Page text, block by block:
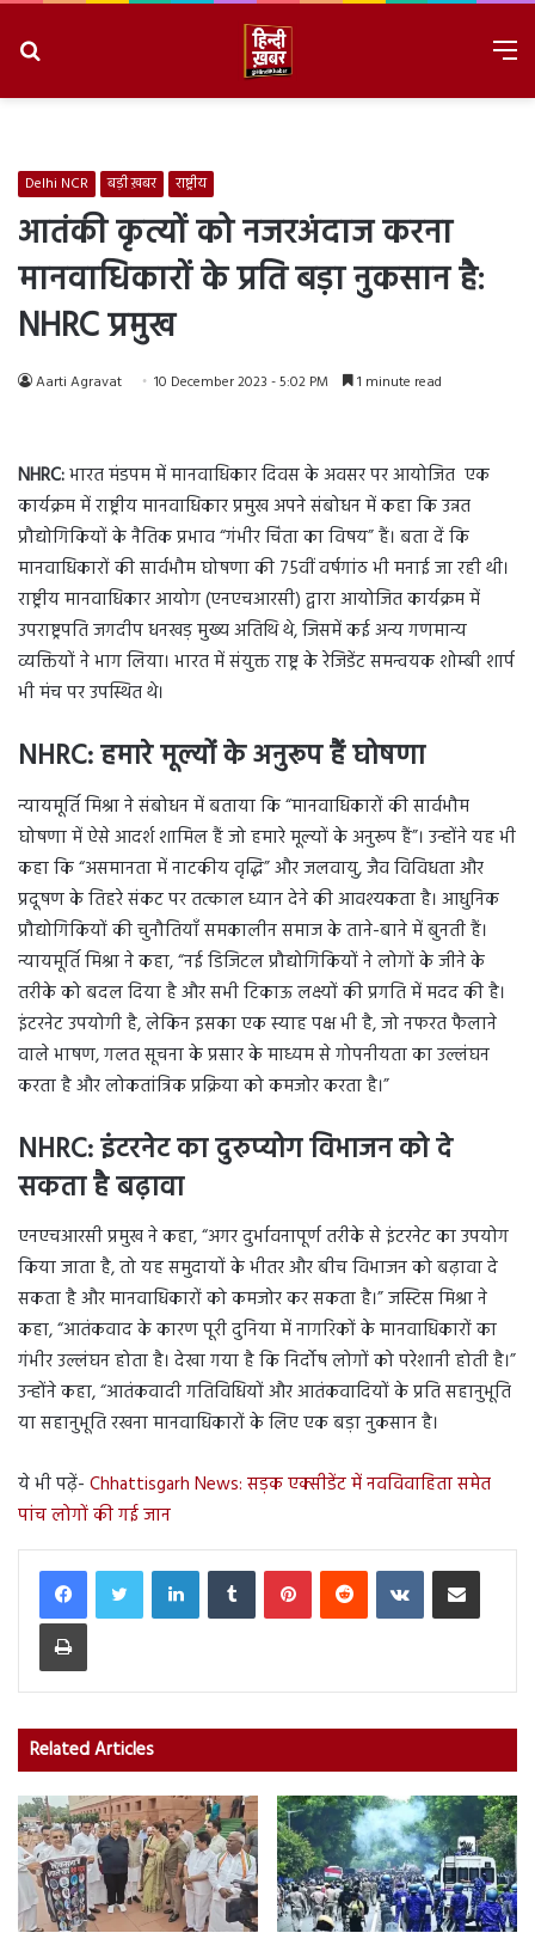
Delhi NCR बड़ी ख़बर राष्ट्रीय
आतंकी कृत्यों को नजरअंदाज करना
मानवाधिकारों के प्रति बड़ा नुकसान है:
NHRC प्रमुख
Aarti Agravat 10 December 2023 - 5:02 PM 1 minute read
NHRC:भारत मंडपम में मानवाधिकार दिवस के अवसर पर आयोजित एक
कार्यक्रम में राष्ट्रीय मानवाधिकार प्रमुख अपने संबोधन में कहा कि उन्नत
प्रौद्योगिकियों के नैतिक प्रभाव “गंभीर चिंता का विषय” हैं। बता दें कि
मानवाधिकारों की सार्वभौम घोषणा की 75वीं वर्षगांठ भी मनाई जा रही थी।
राष्ट्रीय मानवाधिकार आयोग (एनएचआरसी) द्वारा आयोजित कार्यक्रम में
उपराष्ट्रपति जगदीप धनखड़ मुख्य अतिथि थे, जिसमें कई अन्य गणमान्य
व्यक्तियों ने भाग लिया। भारत में संयुक्त राष्ट्र के रेजिडेंट समन्वयक शोम्बी शार्प
भी मंच पर उपस्थित थे।
NHRC:हमारे मूल्यों के अनुरूप हैं घोषणा
न्यायमूर्ति मिश्रा ने संबोधन में बताया कि “मानवाधिकारों की सार्वभौम
घोषणा में ऐसे आदर्श शामिल हैं जो हमारे मूल्यों के अनुरूप हैं”। उन्होंने यह भी
कहा कि “असमानता में नाटकीय वृद्धि” और जलवायु, जैव विविधता और
प्रदूषण के तिहरे संकट पर तत्काल ध्यान देने की आवश्यकता है। आधुनिक
प्रौद्योगिकियों की चुनौतियाँ समकालीन समाज के ताने-बाने में बुनती हैं।
न्यायमूर्ति मिश्रा ने कहा, “नई डिजिटल प्रौद्योगिकियों ने लोगों के जीने के
तरीके को बदल दिया है और सभी टिकाऊ लक्ष्यों की प्रगति में मदद की है।
इंटरनेट उपयोगी है, लेकिन इसका एक स्याह पक्ष भी है, जो नफरत फैलाने
वाले भाषण, गलत सूचना के प्रसार के माध्यम से गोपनीयता का उल्लंघन
करता है और लोकतांत्रिक प्रक्रिया को कमजोर करता है।”
NHRC:इंटरनेट का दुरुप्योग विभाजन को दे
सकता है बढ़ावा
एनएचआरसी प्रमुख ने कहा, “अगर दुर्भावनापूर्ण तरीके से इंटरनेट का उपयोग
किया जाता है, तो यह समुदायों के भीतर और बीच विभाजन को बढ़ावा दे
सकता है और मानवाधिकारों को कमजोर कर सकता है।” जस्टिस मिश्रा ने
कहा, “आतंकवाद के कारण पूरी दुनिया में नागरिकों के मानवाधिकारों का
गंभीर उल्लंघन होता है। देखा गया है कि निर्दोष लोगों को परेशानी होती है।”
उन्होंने कहा, “आतंकवादी गतिविधियों और आतंकवादियों के प्रति सहानुभूति
या सहानुभूति रखना मानवाधिकारों के लिए एक बड़ा नुकसान है।
ये भी पढ़ें- Chhattisgarh News: सड़क एक्सीडेंट में नवविवाहिता समेत
पांच लोगों की गई जान
LinkedInTumblr PinterestReddit VKontakteShare via Email
Print
Related Articles